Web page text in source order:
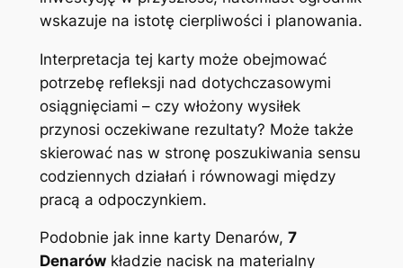
wskazuje na istotę cierpliwości i planowania.
Interpretacja tej karty może obejmować
potrzebę refleksji nad dotychczasowymi
osiągnięciami – czy włożony wysiłek
przynosi oczekiwane rezultaty? Może także
skierować nas w stronę poszukiwania sensu
codziennych działań i równowagi między
pracą a odpoczynkiem.
Podobnie jak inne karty Denarów, 7
Denarówkładzie nacisk na materialny